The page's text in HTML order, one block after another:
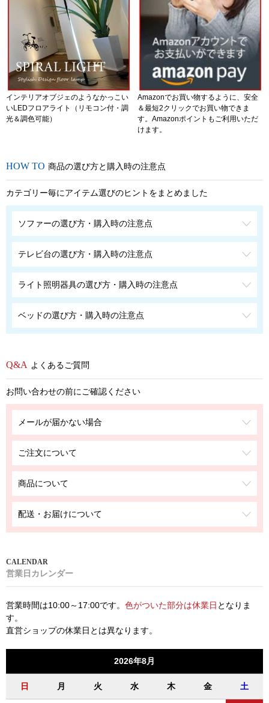
インテリアオブジェのようなかっこい
いLEDフロアライト（リモコン付・調
光＆調色可能）
Amazonでお買い物するように、安全
＆最短2クリックでお買い物できま
す。Amazonポイントもご利用いただ
けます。
商品の選び方と購入時の注意点
カテゴリー毎にアイテム選びのヒントをまとめました
ソファーの選び方・購入時の注意点
テレビ台の選び方・購入時の注意点
ライト照明器具の選び方・購入時の注意点
ベッドの選び方・購入時の注意点
よくあるご質問
お問い合わせの前にご確認ください
メールが届かない場合
ご注文について
商品について
配送・お届けについて
営業日カレンダー
営業時間は10:00～17:00です。 色がついた部分は休業日 となりま
す。
直営ショップの休業日とは異なります。
2026年8月
日 月 火 水 木 金 土